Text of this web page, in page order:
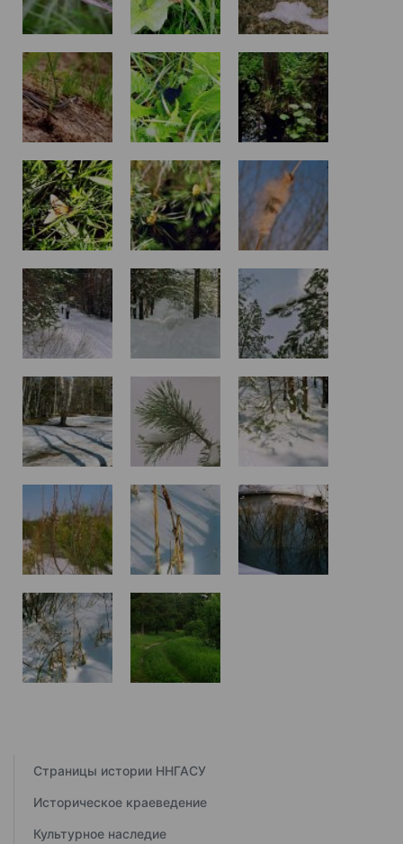
Страницы истории ННГАСУ
Историческое краеведение
Культурное наследие